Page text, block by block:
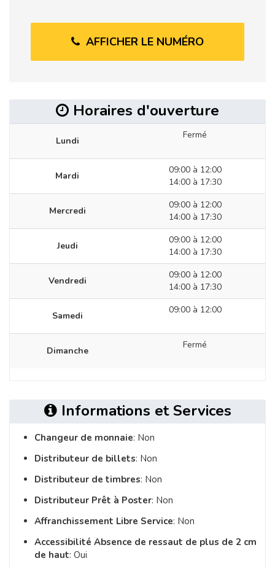
AFFICHER LE NUMÉRO
Horaires d'ouverture
Lundi
Fermé
Mardi
09:00 à 12:00
14:00 à 17:30
Mercredi
09:00 à 12:00
14:00 à 17:30
Jeudi
09:00 à 12:00
14:00 à 17:30
Vendredi
09:00 à 12:00
14:00 à 17:30
Samedi
09:00 à 12:00
Dimanche
Fermé
Informations et Services
Changeur de monnaie: Non
Distributeur de billets: Non
Distributeur de timbres: Non
Distributeur Prêt à Poster: Non
Affranchissement Libre Service: Non
Accessibilité Absence de ressaut de plus de 2 cm
de haut: Oui